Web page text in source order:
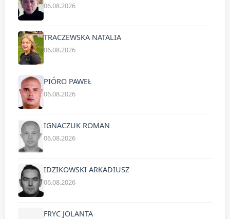
06.08.2026
TRACZEWSKA NATALIA
06.08.2026
PIÓRO PAWEŁ
06.08.2026
IGNACZUK ROMAN
06.08.2026
IDZIKOWSKI ARKADIUSZ
06.08.2026
FRYC JOLANTA